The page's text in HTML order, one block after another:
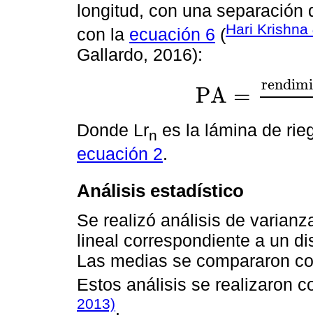
longitud, con una separación
con la ecuación 6 (Hari Krishna
Gallardo, 2016):
PA = rendimi
PA =ren imie to (kg ha-1)
Donde Lrn es la lámina de
ecuación 2.
Análisis estadístico
Se realizó análisis de
lineal correspondiente a un
Las medias se compararon
Estos análisis se realizaron
2013).